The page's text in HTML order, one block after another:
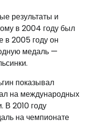
результаты и
в 2004 году был
в 2005 году он
медаль —
показывал
на международных
В 2010 году
на чемпионате